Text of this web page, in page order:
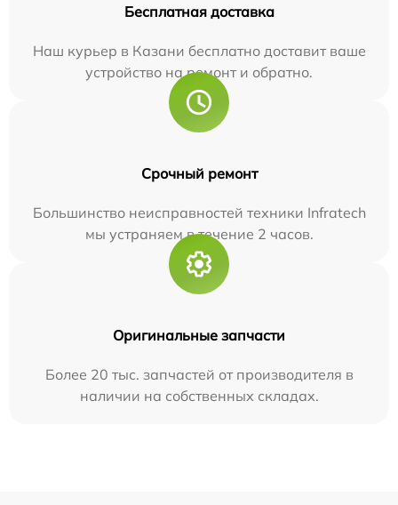
Бесплатная доставка
Наш курьер в Казани бесплатно доставит ваше
устройство на ремонт и обратно.
Срочный ремонт
Большинство неисправностей техники Infratech
мы устраняем в течение 2 часов.
Оригинальные запчасти
Более 20 тыс. запчастей от производителя в
наличии на собственных складах.